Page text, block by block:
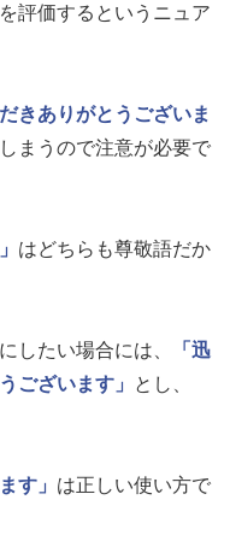
評価するというニュア
きありがとうございま
まうので注意が必要で
はどちらも尊敬語だか
したい場合には、
「迅
ございます」
とし、
す」 は正しい使い方で